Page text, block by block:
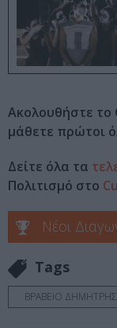
Ακολουθήστε
μάθετε πρώτοι
Δείτε όλα τα
Πολιτισμό στο
Νέοι
Tags
ΒΡΑΒΕΙΟ